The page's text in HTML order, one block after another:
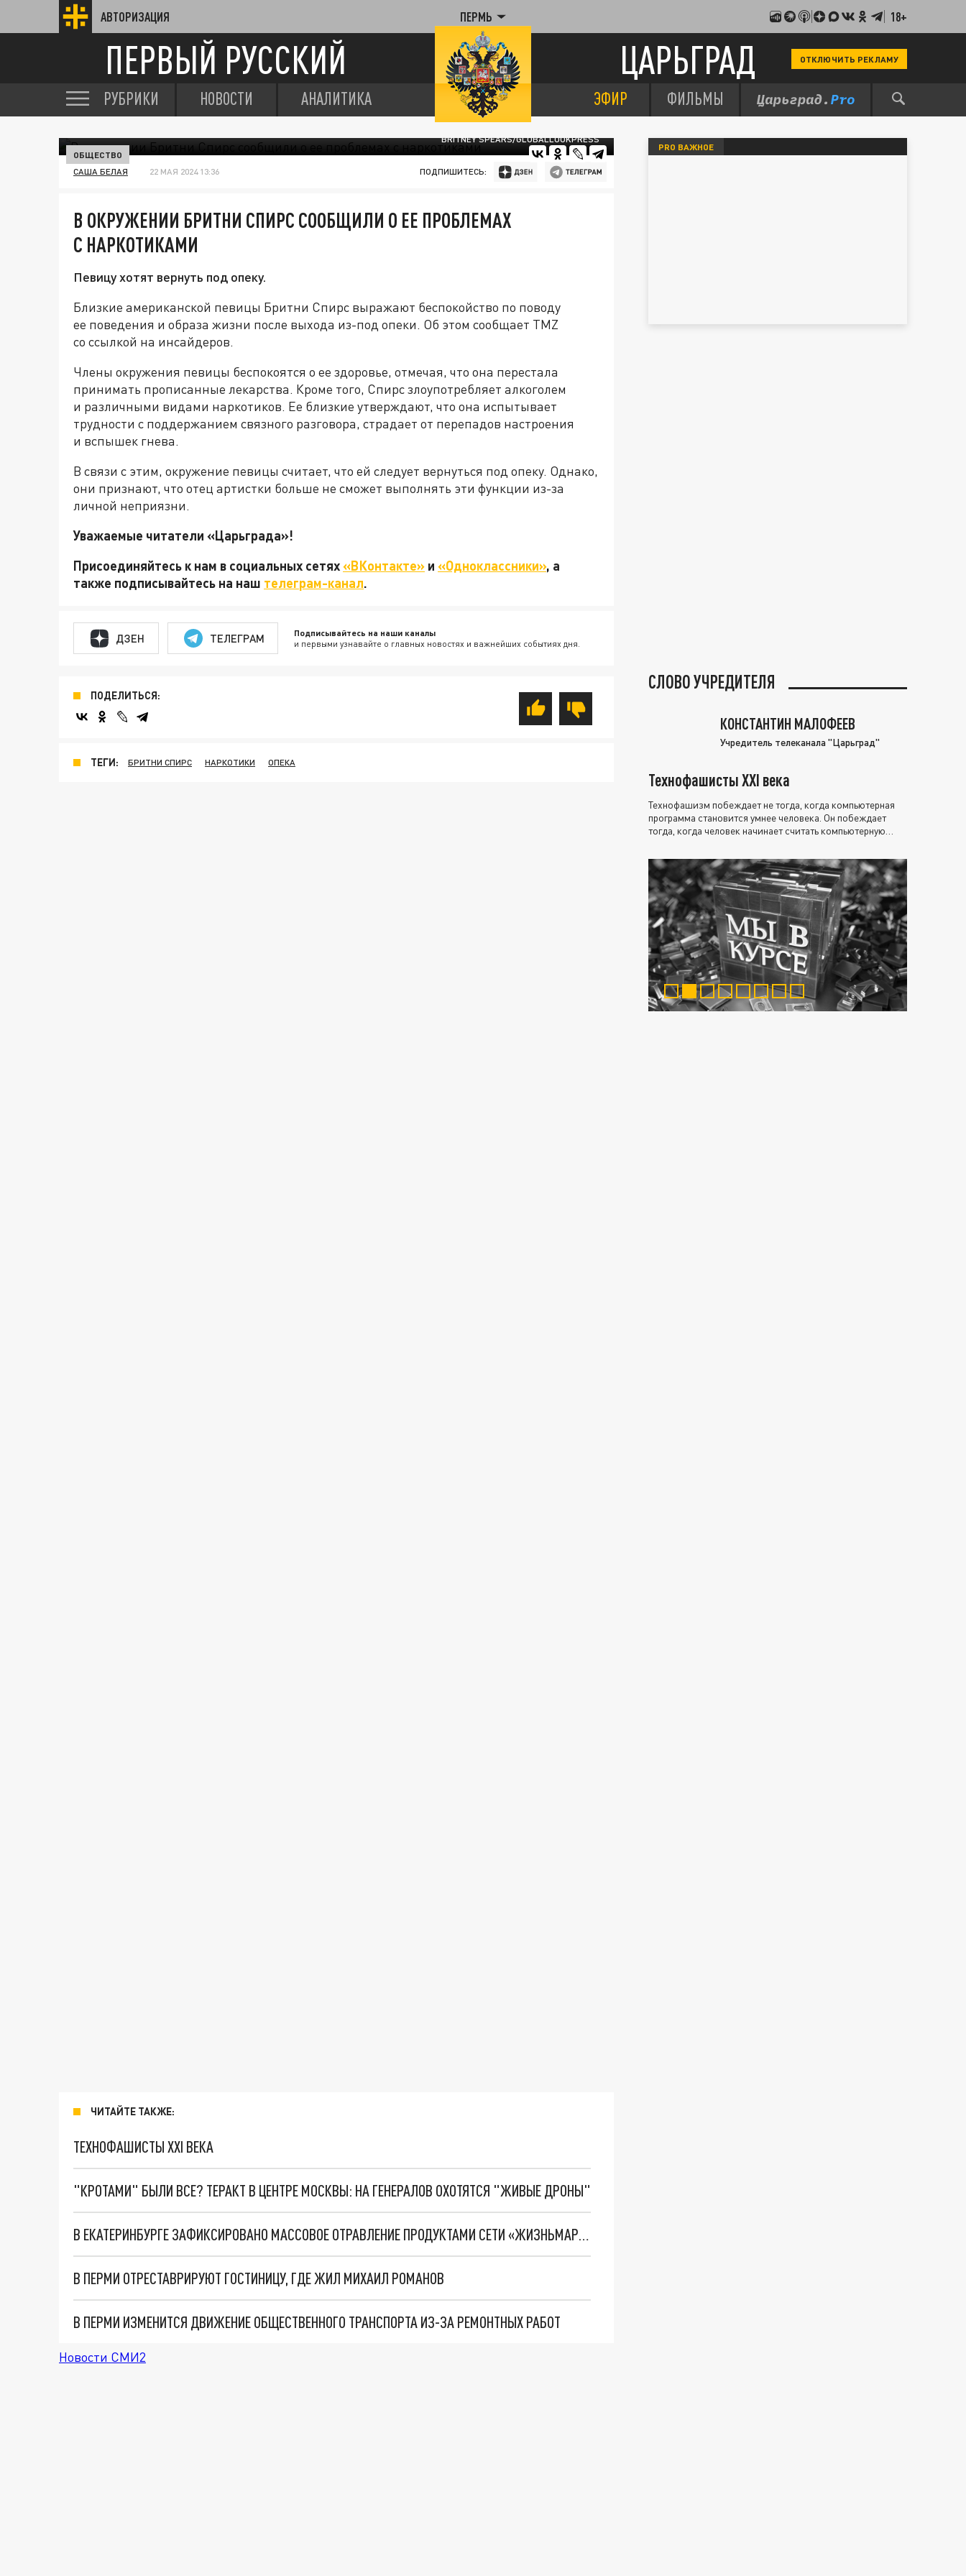
АВТОРИЗАЦИЯ ПЕРМЬ 18+
ПЕРВЫЙ РУССКИЙ ЦАРЬГРАД ОТКЛЮЧИТЬ РЕКЛАМУ
РУБРИКИ НОВОСТИ АНАЛИТИКА ЭФИР ФИЛЬМЫ
BRITNEY SPEARS/GLOBALLOOKPRESS
ОБЩЕСТВО
САША БЕЛАЯ 22 МАЯ 2024 13:36 ПОДПИШИТЕСЬ:
В ОКРУЖЕНИИ БРИТНИ СПИРС СООБЩИЛИ О ЕЕ ПРОБЛЕМАХ
С НАРКОТИКАМИ
Певицу хотят вернуть под опеку.
Близкие американской певицы Бритни Спирс выражают беспокойство по поводу
ее поведения и образа жизни после выхода из-под опеки. Об этом сообщает TMZ
со ссылкой на инсайдеров.
Члены окружения певицы беспокоятся о ее здоровье, отмечая, что она перестала
принимать прописанные лекарства. Кроме того, Спирс злоупотребляет алкоголем
и различными видами наркотиков. Ее близкие утверждают, что она испытывает
трудности с поддержанием связного разговора, страдает от перепадов настроения
и вспышек гнева.
В связи с этим, окружение певицы считает, что ей следует вернуться под опеку. Однако,
они признают, что отец артистки больше не сможет выполнять эти функции из-за
личной неприязни.
Уважаемые читатели «Царьграда»!
Присоединяйтесь к нам в социальных сетях«ВКонтакте» и «Одноклассники», а
также подписывайтесь на наш телеграм-канал.
ДЗЕН ТЕЛЕГРАМ Подписывайтесь на наши каналы
и первыми узнавайте о главных новостях и важнейших событиях дня.
ПОДЕЛИТЬСЯ:
ТЕГИ: БРИТНИ СПИРС НАРКОТИКИ ОПЕКА
ЧИТАЙТЕ ТАКЖЕ:
ТЕХНОФАШИСТЫ XXI ВЕКА
"КРОТАМИ" БЫЛИ ВСЕ? ТЕРАКТ В ЦЕНТРЕ МОСКВЫ: НА ГЕНЕРАЛОВ ОХОТЯТСЯ "ЖИВЫЕ ДРОНЫ"
В ЕКАТЕРИНБУРГЕ ЗАФИКСИРОВАНО МАССОВОЕ ОТРАВЛЕНИЕ ПРОДУКТАМИ СЕТИ «ЖИЗНЬМАРТ»
В ПЕРМИ ОТРЕСТАВРИРУЮТ ГОСТИНИЦУ, ГДЕ ЖИЛ МИХАИЛ РОМАНОВ
В ПЕРМИ ИЗМЕНИТСЯ ДВИЖЕНИЕ ОБЩЕСТВЕННОГО ТРАНСПОРТА ИЗ-ЗА РЕМОНТНЫХ РАБОТ
Новости СМИ2
PRO ВАЖНОЕ
СЛОВО УЧРЕДИТЕЛЯ
КОНСТАНТИН МАЛОФЕЕВ
Учредитель телеканала "Царьград"
Технофашисты XXI века
Технофашизм побеждает не тогда, когда компьютерная
программа становится умнее человека. Он побеждает
тогда, когда человек начинает считать компьютерную